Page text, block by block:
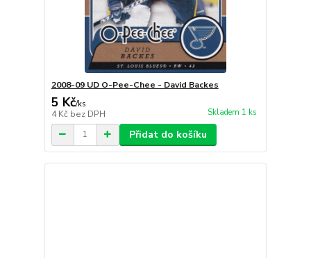
2008-09 UD O-Pee-Chee - David Backes
5 Kč/ks
4 Kč bez DPH Skladem 1 ks
Přidat do košíku